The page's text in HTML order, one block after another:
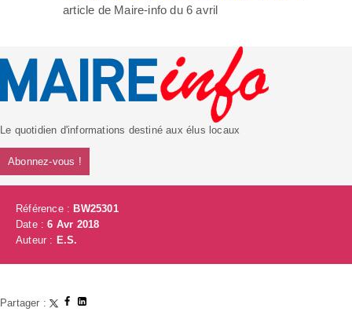
article de Maire-info du 6 avril
Le quotidien d'informations destiné aux élus locaux
Abonnez-vous !
Référence : BW25301
Date :6 Avr 2018
Auteur : E.S.
Partager :